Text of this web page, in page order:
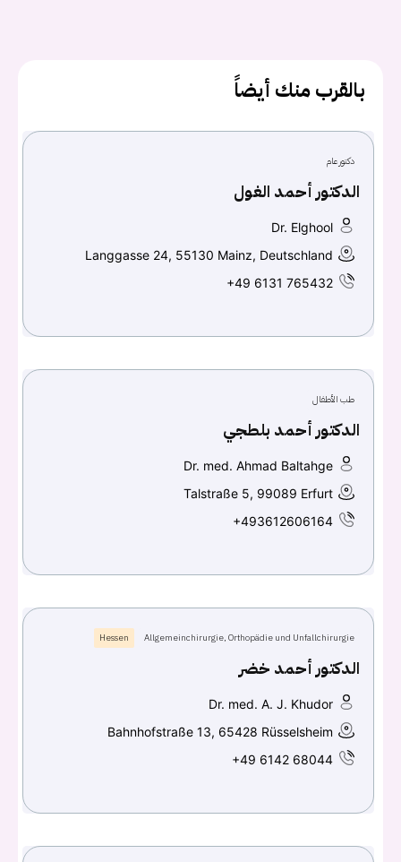
تسجيل الدخول
Google
بالقرب منك أيضاً
دكتور عام
الدكتور أحمد الغول
Dr. Elghool
Langgasse 24, 55130 Mainz, Deutschland
+49 6131 765432
طب الأطفال
الدكتور أحمد بلطجي
Dr. med. Ahmad Baltahge
Talstraße 5, 99089 Erfurt
+493612606164
Allgemeinchirurgie, Orthopädie und Unfallchirurgie
Hessen
الدكتور أحمد خضر
Dr. med. A. J. Khudor
Bahnhofstraße 13, 65428 Rüsselsheim
+49 6142 68044